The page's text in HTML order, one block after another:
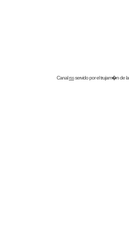
Canalrssservido por eltrujam�nde